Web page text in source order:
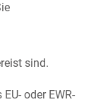
sind.
oder EWR-